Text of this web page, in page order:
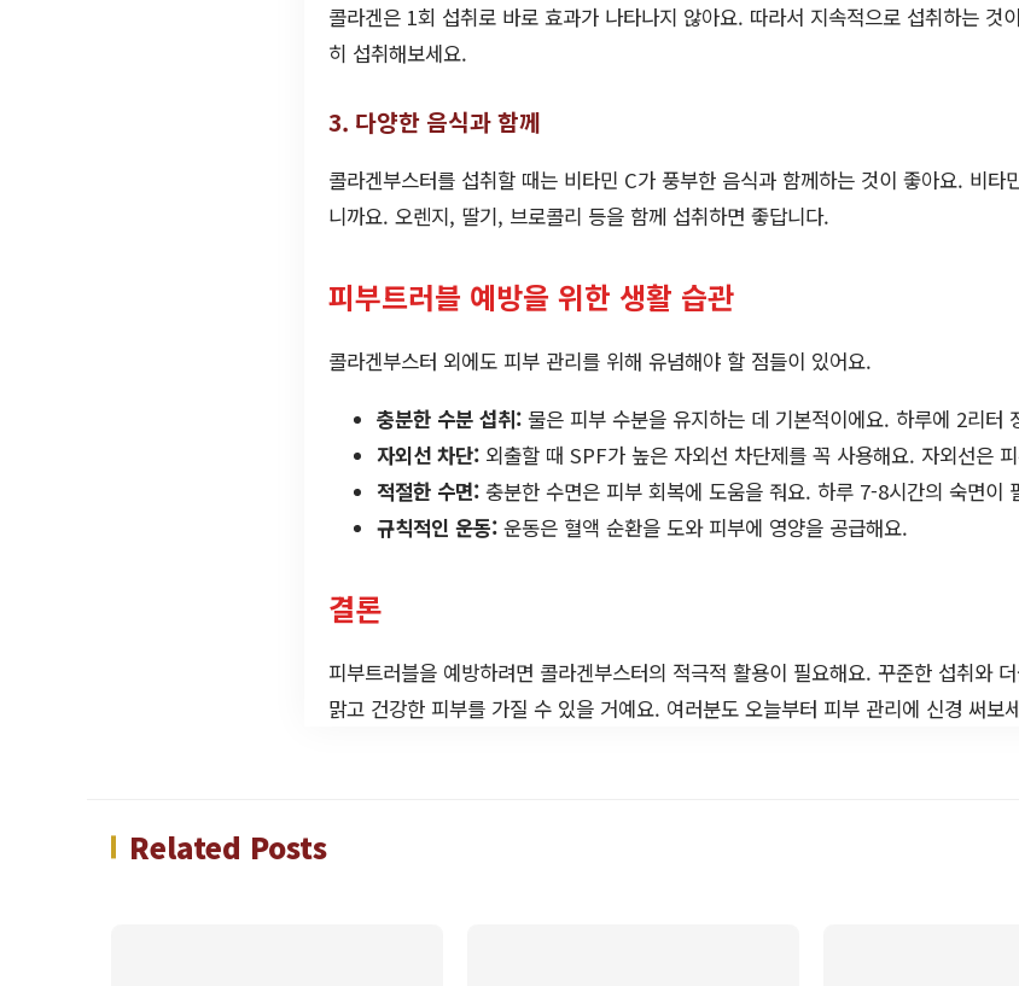
콜라겐은 1회 섭취로 바로 효과가 나타나지 않아요. 따라서 지속적으로 섭취하는 것
히 섭취해보세요.
3. 다양한 음식과 함께
콜라겐부스터를 섭취할 때는 비타민 C가 풍부한 음식과 함께하는 것이 좋아요. 비타
니까요. 오렌지, 딸기, 브로콜리 등을 함께 섭취하면 좋답니다.
피부트러블 예방을 위한 생활 습관
콜라겐부스터 외에도 피부 관리를 위해 유념해야 할 점들이 있어요.
충분한 수분 섭취: 물은 피부 수분을 유지하는 데 기본적이에요. 하루에 2리터
자외선 차단: 외출할 때 SPF가 높은 자외선 차단제를 꼭 사용해요. 자외선은
적절한 수면: 충분한 수면은 피부 회복에 도움을 줘요. 하루 7-8시간의 숙면이
규칙적인 운동: 운동은 혈액 순환을 도와 피부에 영양을 공급해요.
결론
피부트러블을 예방하려면 콜라겐부스터의 적극적 활용이 필요해요. 꾸준한 섭취와
맑고 건강한 피부를 가질 수 있을 거예요. 여러분도 오늘부터 피부 관리에 신경 써보
Related Posts